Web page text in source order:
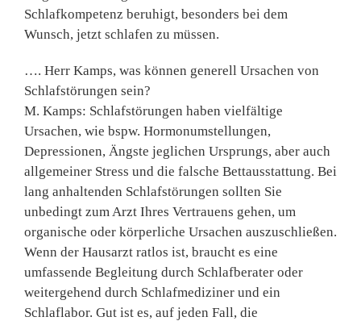
Schlafkompetenz beruhigt, besonders bei dem
Wunsch, jetzt schlafen zu müssen.
…. Herr Kamps, was können generell Ursachen von
Schlafstörungen sein?
M. Kamps: Schlafstörungen haben vielfältige
Ursachen, wie bspw. Hormonumstellungen,
Depressionen, Ängste jeglichen Ursprungs, aber auch
allgemeiner Stress und die falsche Bettausstattung. Bei
lang anhaltenden Schlafstörungen sollten Sie
unbedingt zum Arzt Ihres Vertrauens gehen, um
organische oder körperliche Ursachen auszuschließen.
Wenn der Hausarzt ratlos ist, braucht es eine
umfassende Begleitung durch Schlafberater oder
weitergehend durch Schlafmediziner und ein
Schlaflabor. Gut ist es, auf jeden Fall, die